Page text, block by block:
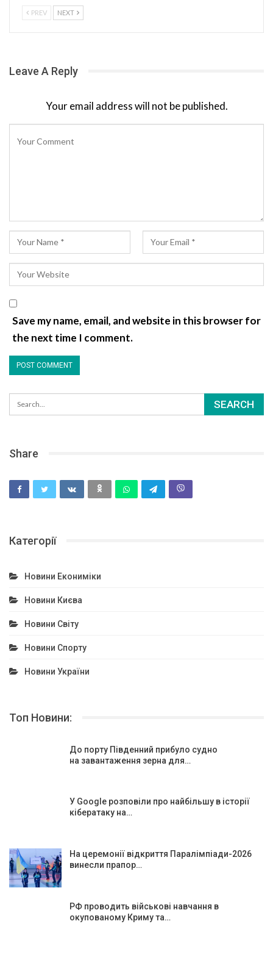
PREV NEXT
Leave A Reply
Your email address will not be published.
Save my name, email, and website in this browser for
the next time I comment.
Share
Категорії
Новини Екониміки
Новини Києва
Новини Світу
Новини Спорту
Новини України
Топ Новини:
До порту Південний прибуло судно
на завантаження зерна для…
У Google розповіли про найбільшу в історії
кібератаку на…
На церемонії відкриття Паралімпіади-2026
винесли прапор…
РФ проводить військові навчання в
окупованому Криму та…